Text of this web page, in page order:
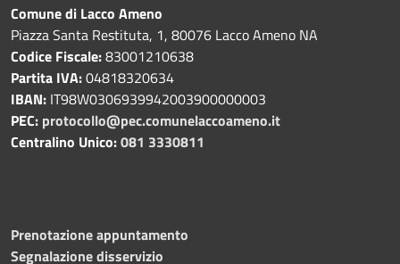
Comune di Lacco Ameno
Piazza Santa Restituta, 1, 80076 Lacco Ameno NA
Codice Fiscale:83001210638
Partita IVA:04818320634
IBAN: IT98W0306939942003900000003
PEC: protocollo@pec.comunelaccoameno.it
Centralino Unico:081 3330811
Prenotazione appuntamento
Segnalazione disservizio